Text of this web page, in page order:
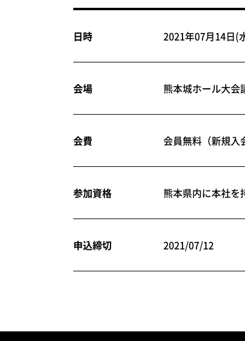
日時 2021年07月14日(
会場 熊本城ホール大会
会費 会員無料（新規入
参加資格 熊本県内に本社を
申込締切 2021/07/12